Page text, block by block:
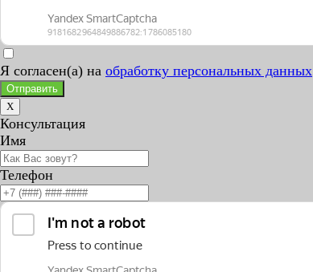
Я согласен(а) на обработку персональных данных
Отправить
X
Консультация
Имя
Телефон